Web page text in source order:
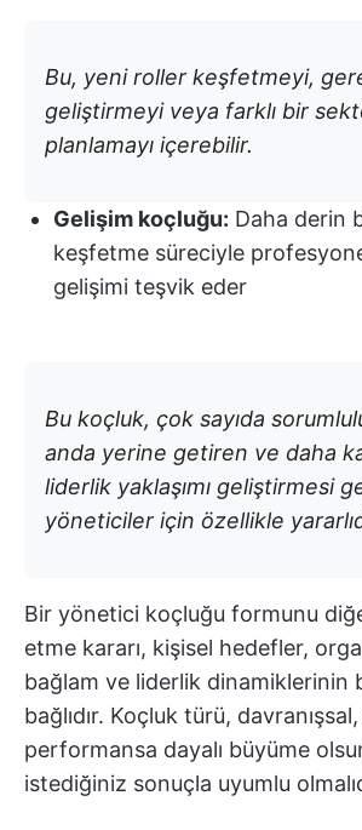
Bu, yeni roller keşfetmeyi,
geliştirmeyi veya farklı bir
planlamayı içerebilir.
Gelişim koçluğu: Daha derin
keşfetme süreciyle
gelişimi teşvik eder
Bu koçluk, çok sayıda
anda yerine getiren ve daha
liderlik yaklaşımı geliştirmesi
yöneticiler için özellikle
Bir yönetici koçluğu formunu
etme kararı, kişisel hedefler,
bağlam ve liderlik dinamiklerinin
bağlıdır. Koçluk türü,
performansa dayalı büyüme
istediğiniz sonuçla uyumlu